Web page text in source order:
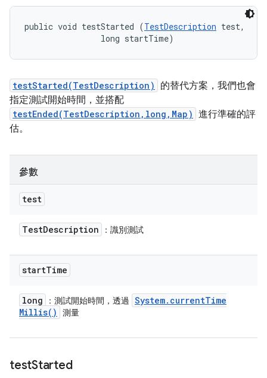
public void testStarted (TestDescription test,
                long startTime)
testStarted(TestDescription)
的替代方案，我們也會
指定測試開始時間，並搭配
testEnded(TestDescription,long,Map) 進行準確的評
估。
參數
test
TestDescription ：識別測試
startTime
long ：測試開始時間，透過 System. currentTime
Millis( ) 測量
testStarted